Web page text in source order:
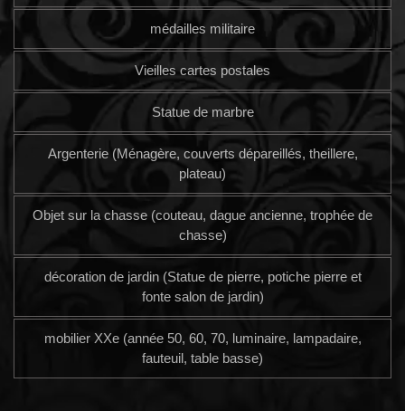
médailles militaire
Vieilles cartes postales
Statue de marbre
Argenterie (Ménagère, couverts dépareillés, theillere,
plateau)
Objet sur la chasse (couteau, dague ancienne, trophée de
chasse)
décoration de jardin (Statue de pierre, potiche pierre et
fonte salon de jardin)
mobilier XXe (année 50, 60, 70, luminaire, lampadaire,
fauteuil, table basse)